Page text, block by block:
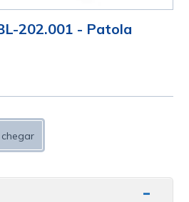
202.001 - Patola